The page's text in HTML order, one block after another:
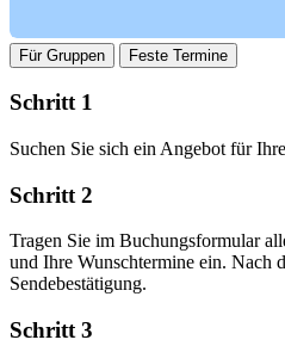
Für Gruppen Feste Termine
Schritt 1
Suchen Sie sich ein Angebot für
Schritt 2
Tragen Sie im Buchungsformular
und Ihre Wunschtermine ein. Nach
Sendebestätigung.
Schritt 3